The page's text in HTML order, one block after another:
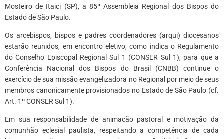
Mosteiro de Itaici (SP), a 85ª Assembleia Regional dos Bispos do
Estado de São Paulo.
Os arcebispos, bispos e padres coordenadores (arqui) diocesanos
estarão reunidos, em encontro eletivo, como indica o Regulamento
do Conselho Episcopal Regional Sul 1 (CONSER Sul 1), para que a
Conferência Nacional dos Bispos do Brasil (CNBB) continue o
exercício de sua missão evangelizadora no Regional por meio de seus
membros canonicamente provisionados no Estado de São Paulo (cf.
Art. 1º CONSER Sul 1).
Em sua responsabilidade de animação pastoral e motivação da
comunhão eclesial paulista, respeitando a competência de cada